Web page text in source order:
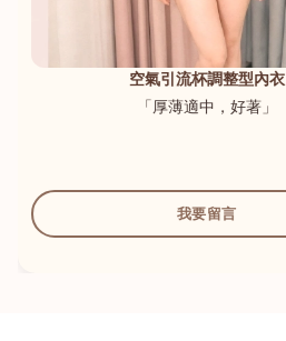
空氣引流杯調整型內衣
「厚薄適中，好著」
我要留言